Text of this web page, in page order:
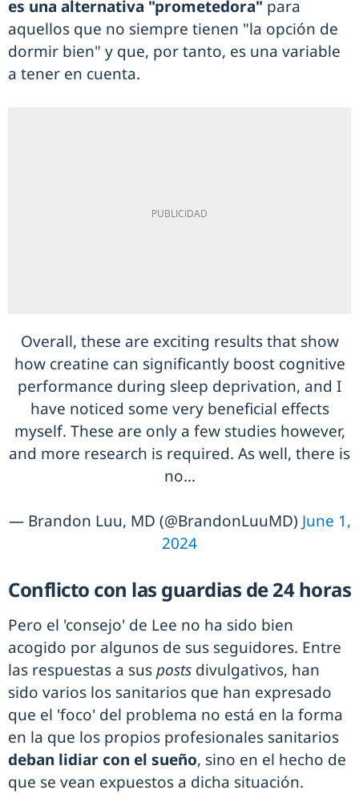
es una alternativa "prometedora" para
aquellos que no siempre tienen "la opción de
dormir bien" y que, por tanto, es una variable
a tener en cuenta.
Overall, these are exciting results that show
how creatine can significantly boost cognitive
performance during sleep deprivation, and I
have noticed some very beneficial effects
myself. These are only a few studies however,
and more research is required. As well, there is
no…
— Brandon Luu, MD (@BrandonLuuMD) June 1,
2024
Conflicto con las guardias de 24 horas
Pero el 'consejo' de Lee no ha sido bien
acogido por algunos de sus seguidores. Entre
las respuestas a susposts divulgativos, han
sido varios los sanitarios que han expresado
que el 'foco' del problema no está en la forma
en la que los propios profesionales sanitarios
deban lidiar con el sueño, sino en el hecho de
que se vean expuestos a dicha situación.